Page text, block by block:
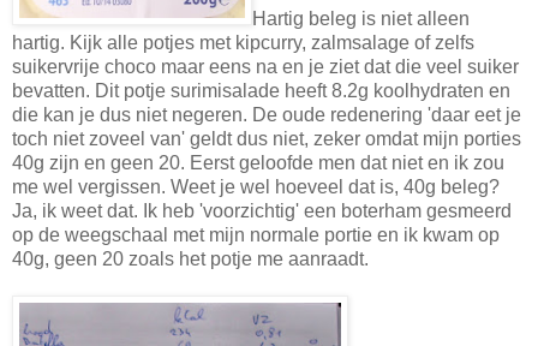
Hartig beleg is niet alleen
hartig. Kijk alle potjes met kipcurry, zalmsalage of zelfs
suikervrije choco maar eens na en je ziet dat die veel suiker
bevatten. Dit potje surimisalade heeft 8.2g koolhydraten en
die kan je dus niet negeren. De oude redenering 'daar eet je
toch niet zoveel van' geldt dus niet, zeker omdat mijn porties
40g zijn en geen 20. Eerst geloofde men dat niet en ik zou
me wel vergissen. Weet je wel hoeveel dat is, 40g beleg?
Ja, ik weet dat. Ik heb 'voorzichtig' een boterham gesmeerd
op de weegschaal met mijn normale portie en ik kwam op
40g, geen 20 zoals het potje me aanraadt.